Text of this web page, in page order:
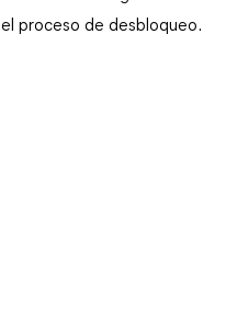
proceso de desbloqueo.